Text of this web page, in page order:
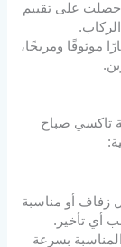
حصلت على تقييم
موثوقًا ومريحًا،
تاكسي صباح
زفاف أو مناسبة
أي تأخير.
بسرعة